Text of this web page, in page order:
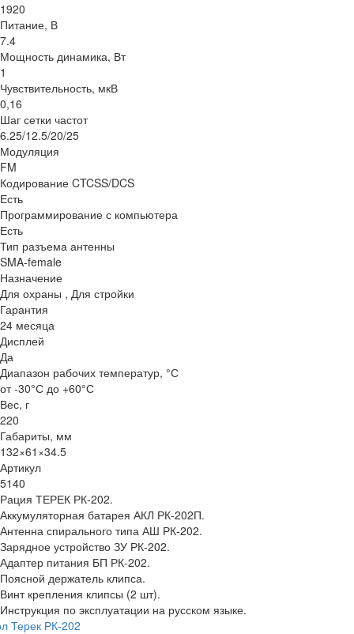
1920
Питание, В
7.4
Мощность динамика, Вт
1
Чувствительность, мкВ
0,16
Шаг сетки частот
6.25/12.5/20/25
Модуляция
FM
Кодирование CTCSS/DCS
Есть
Программирование с компьютера
Есть
Тип разъема антенны
SMA-female
Назначение
Для охраны , Для стройки
Гарантия
24 месяца
Дисплей
Да
Диапазон рабочих температур, °С
от -30°С до +60°С
Вес, г
220
Габариты, мм
132×61×34.5
Артикул
5140
Рация ТЕРЕК РК-202.
Аккумуляторная батарея АКЛ РК-202П.
Антенна спирального типа АШ РК-202.
Зарядное устройство ЗУ РК-202.
Адаптер питания БП РК-202.
Поясной держатель клипса.
Винт крепления клипсы (2 шт).
Инструкция по эксплуатации на русском языке.
Терек РК-202